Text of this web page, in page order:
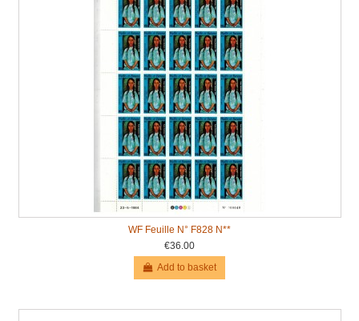
WF Feuille N° F828 N**
€36.00
Add to basket